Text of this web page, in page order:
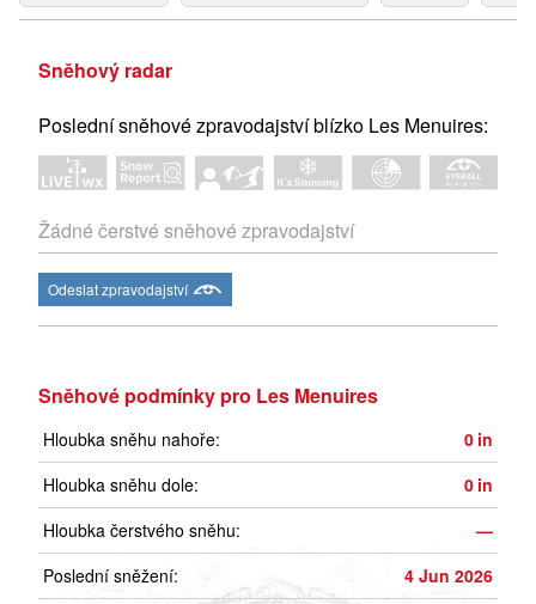
Sněhový radar
Poslední sněhové zpravodajství blízko Les Menuires:
Žádné čerstvé sněhové zpravodajství
Odeslat zpravodajství
Sněhové podmínky pro Les Menuires
Hloubka sněhu nahoře: 0 in
Hloubka sněhu dole:
0 in
Hloubka čerstvého sněhu:
—
Poslední sněžení:
4 Jun 2026